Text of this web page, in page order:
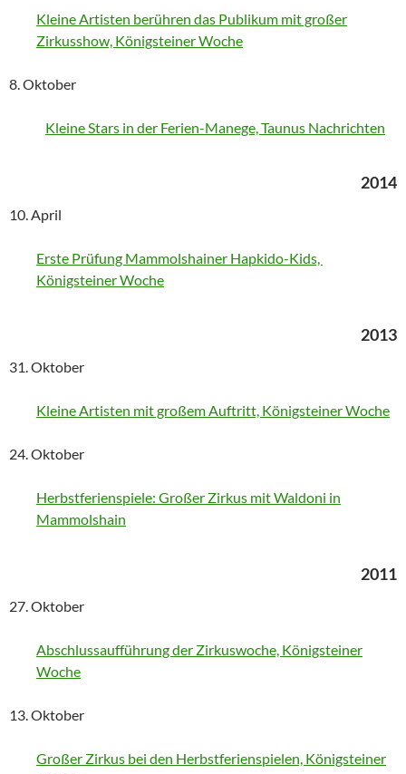
Kleine Artisten berühren das Publikum mit großer
Zirkusshow, Königsteiner Woche
8. Oktober
Kleine Stars in der Ferien-Manege, Taunus Nachrichten
2014
10. April
Erste Prüfung Mammolshainer Hapkido-Kids,
Königsteiner Woche
2013
31. Oktober
Kleine Artisten mit großem Auftritt, Königsteiner Woche
24. Oktober
Herbstferienspiele: Großer Zirkus mit Waldoni in
Mammolshain
2011
27. Oktober
Abschlussaufführung der Zirkuswoche, Königsteiner
Woche
13. Oktober
Großer Zirkus bei den Herbstferienspielen, Königsteiner